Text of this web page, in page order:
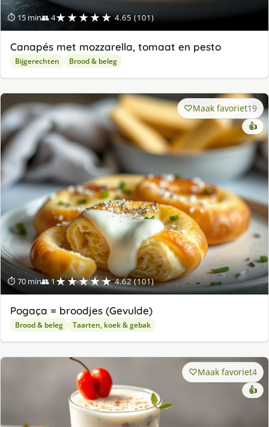
⏱ 15 min👥 4★★★★★ 4.65 (101)
Canapés met mozzarella, tomaat en pesto
Bijgerechten Brood & beleg
⏱ 70 min👥 1★★★★★ 4.62 (101)
Maak favoriet19
👍
Pogaça = broodjes (Gevulde)
Brood & beleg Taarten, koek & gebak
Maak favoriet4
👍